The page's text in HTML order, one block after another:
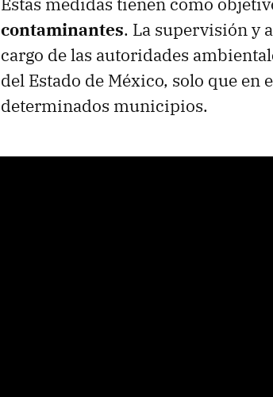
contaminantes. La supervisión y
cargo de las autoridades
del Estado de México, solo que
determinados municipios.